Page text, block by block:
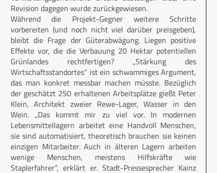
Revision dagegen wurde zurückgewiesen.
Während die Projekt-Gegner weitere Schritte
vorbereiten (und noch nicht viel darüber preisgeben),
bleibt die Frage der Güterabwägung. Liegen positive
Effekte vor, die die Verbauung 20 Hektar potentiellen
Grünlandes rechtfertigen? „Stärkung des
Wirtschaftsstandortes“ ist ein schwammiges Argument,
das man konkret messbar machen müsste. Bezüglich
der geschätzt 250 erhaltenen Arbeitsplätze gießt Peter
Klein, Architekt zweier Rewe-Lager, Wasser in den
Wein. „Das kommt mir zu viel vor. In modernen
Lebensmittellagern arbeitet eine Handvoll Menschen,
sie sind automatisiert, theoretisch brauchen sie keinen
einzigen Mitarbeiter. Auch in älteren Lagern arbeiten
wenige Menschen, meistens Hilfskräfte wie
Staplerfahrer“, erklärt er. Stadt-Pressesprecher Kainz